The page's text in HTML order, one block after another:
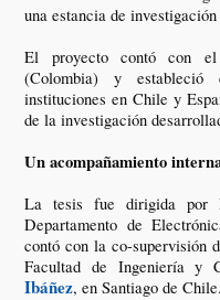
una estancia de
El proyecto contó con el
(Colombia) y estableció
instituciones en Chile y
de la investigación
Un acompañamiento
La tesis fue dirigida por
Departamento de
contó con la co-supervisión
Facultad de Ingeniería y
Ibáñez, en Santiago de Chile.